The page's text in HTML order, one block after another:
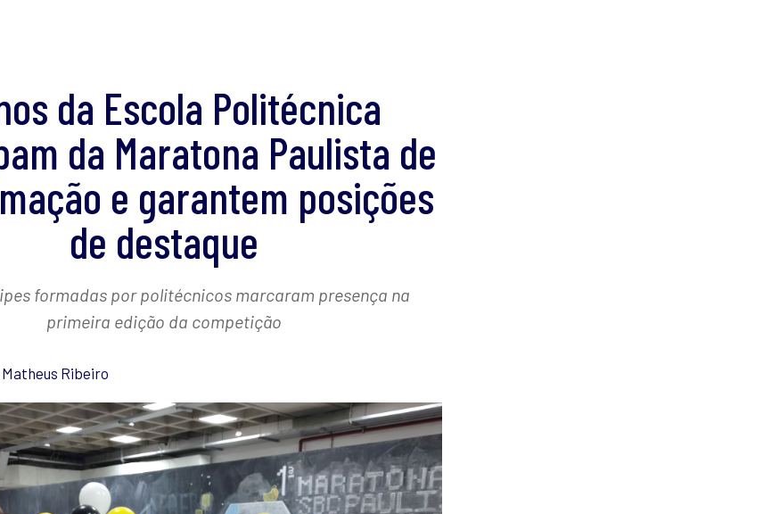
da Escola Politécnica
da Maratona Paulista de
e garantem posições
de destaque
formadas por politécnicos marcaram presença na
primeira edição da competição
Matheus Ribeiro